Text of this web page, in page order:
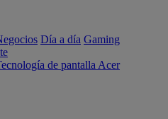
Día a día Gaming
de pantalla Acer